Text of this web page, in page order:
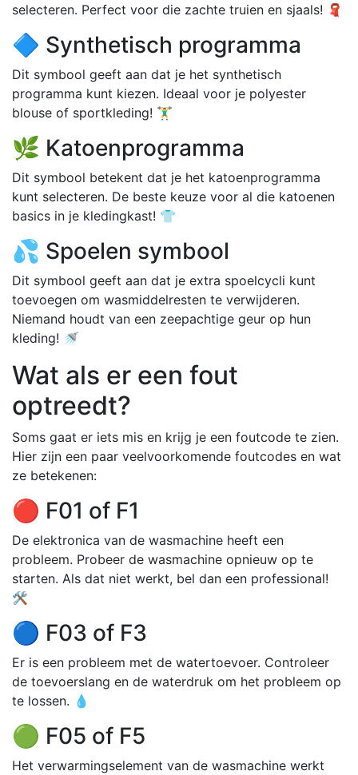
selecteren. Perfect voor die zachte truien en sjaals! 🧣
🔷 Synthetisch programma
Dit symbool geeft aan dat je het synthetisch
programma kunt kiezen. Ideaal voor je polyester
blouse of sportkleding! 🏋️‍♂️
🌿 Katoenprogramma
Dit symbool betekent dat je het katoenprogramma
kunt selecteren. De beste keuze voor al die katoenen
basics in je kledingkast! 👕
💦 Spoelen symbool
Dit symbool geeft aan dat je extra spoelcycli kunt
toevoegen om wasmiddelresten te verwijderen.
Niemand houdt van een zeepachtige geur op hun
kleding! 🚿
Wat als er een fout
optreedt?
Soms gaat er iets mis en krijg je een foutcode te zien.
Hier zijn een paar veelvoorkomende foutcodes en wat
ze betekenen:
🔴 F01 of F1
De elektronica van de wasmachine heeft een
probleem. Probeer de wasmachine opnieuw op te
starten. Als dat niet werkt, bel dan een professional!
🛠️
🔵 F03 of F3
Er is een probleem met de watertoevoer. Controleer
de toevoerslang en de waterdruk om het probleem op
te lossen. 💧
🟢 F05 of F5
Het verwarmingselement van de wasmachine werkt